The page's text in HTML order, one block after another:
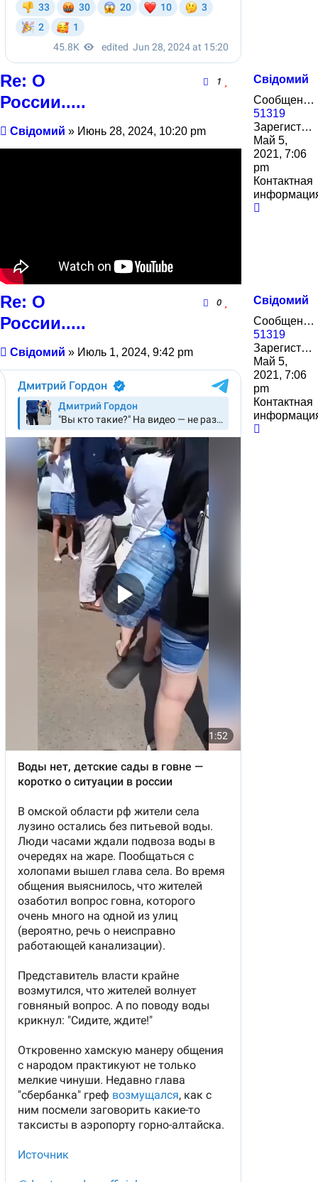
Свідомий
Сообщения:
51319
Зарегистрирован:
Май 5,
2021, 7:06
pm
Контактная
Re: О
России.....
1
Сообщение
Свідомий » Июнь 28, 2024, 10:20 pm
Свідомий
Сообщения:
51319
Зарегистрирован:
Май 5,
2021, 7:06
pm
Контактная
Re: О
России.....
0
Сообщение
Свідомий » Июль 1, 2024, 9:42 pm